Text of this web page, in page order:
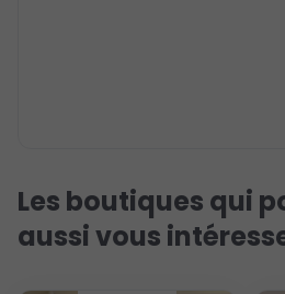
Les boutiques qui
aussi vous